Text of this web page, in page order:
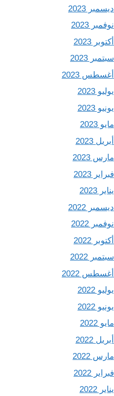
ديسمبر 2023
نوفمبر 2023
أكتوبر 2023
سبتمبر 2023
أغسطس 2023
يوليو 2023
يونيو 2023
مايو 2023
أبريل 2023
مارس 2023
فبراير 2023
يناير 2023
ديسمبر 2022
نوفمبر 2022
أكتوبر 2022
سبتمبر 2022
أغسطس 2022
يوليو 2022
يونيو 2022
مايو 2022
أبريل 2022
مارس 2022
فبراير 2022
يناير 2022